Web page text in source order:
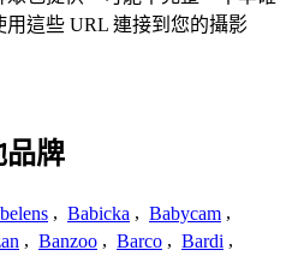
這些 URL 連接到您的攝影
品牌
, Babicka , Babycam ,
, Banzoo , Barco , Bardi ,